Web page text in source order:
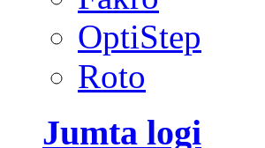
OptiStep
Roto
Jumta logi